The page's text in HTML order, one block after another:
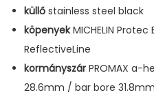
küllő stainless steel black
köpenyekMICHELIN
ReflectiveLine
kormányszár PROMAX a-
28.6mm / bar bore